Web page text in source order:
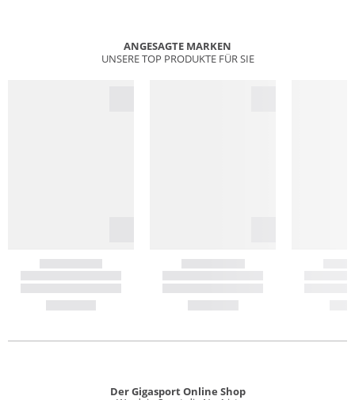
ANGESAGTE MARKEN
UNSERE TOP PRODUKTE FÜR SIE
Der Gigasport Online Shop